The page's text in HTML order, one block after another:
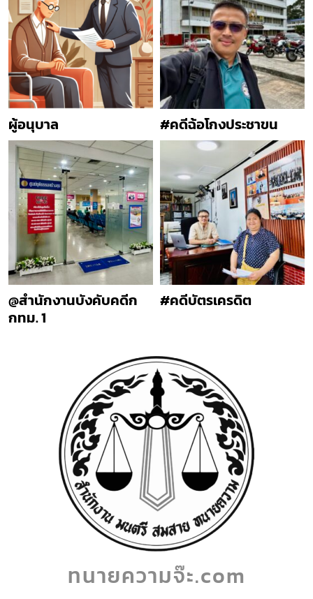
ผู้อนุบาล #คดีฉ้อโกงประชาขน
@สำนักงานบังคับคดีก
กทม. 1
#คดีบัตรเครดิต
ทนายความจ๊ะ.com